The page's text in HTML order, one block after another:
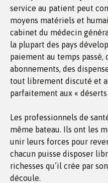
service au patient peut
moyens matériels et
cabinet du médecin
la plupart des pays
paiement au temps passé,
abonnements, des
tout librement discuté et
parfaitement aux «
Les professionnels de
même bateau. Ils ont les
unir leurs forces pour
chacun puisse disposer
richesses qu’il crée par
découle.